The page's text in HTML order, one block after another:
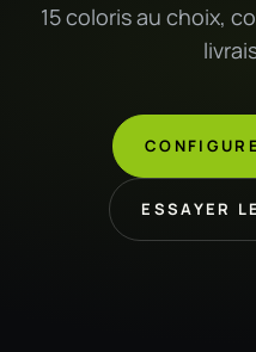
15 coloris au choix,
ESSAYER